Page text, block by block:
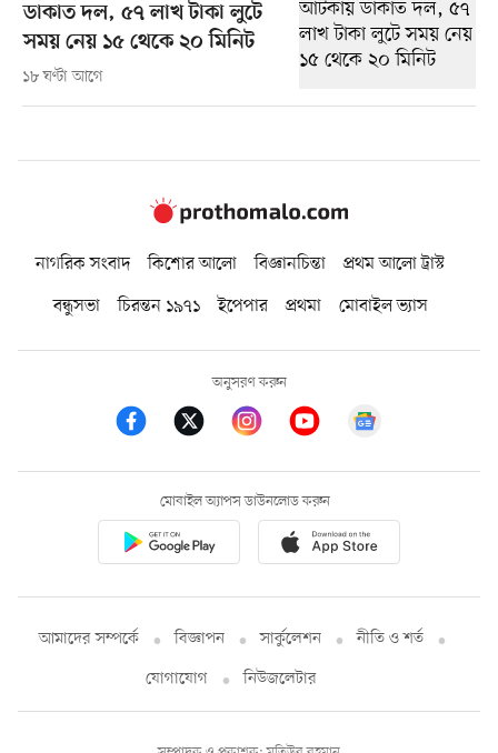
ডাকাত দল, ৫৭ লাখ টাকা লুটে
সময় নেয় ১৫ থেকে ২০ মিনিট
১৮ ঘণ্টা আগে
নাগরিক সংবাদ কিশোর আলো বিজ্ঞানচিন্তা
প্রথম আলো ট্রাস্ট
বন্ধুসভা
চিরন্তন ১৯৭১ ইপেপার প্রথমা মোবাইল ভ্যাস
অনুসরণ করুন
মোবাইল অ্যাপস ডাউনলোড করুন
আমাদের সম্পর্কে বিজ্ঞাপন সার্কুলেশন
নীতি ও শর্ত
যোগাযোগ
নিউজলেটার